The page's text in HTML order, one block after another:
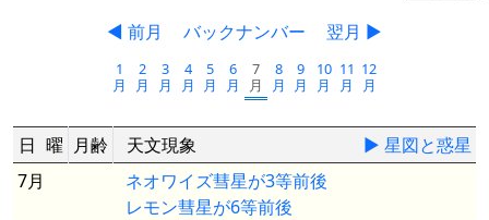
◀ 前月 バックナンバー 翌月 ▶
1
月
2
月
3
月
4
月
5
月
6
月
7
月
8
月
9
月
10
月
11
月
12
月
日 曜 月齢 天文現象
▶ 星図と惑星
7月
ネオワイズ彗星が3等前後
レモン彗星が6等前後